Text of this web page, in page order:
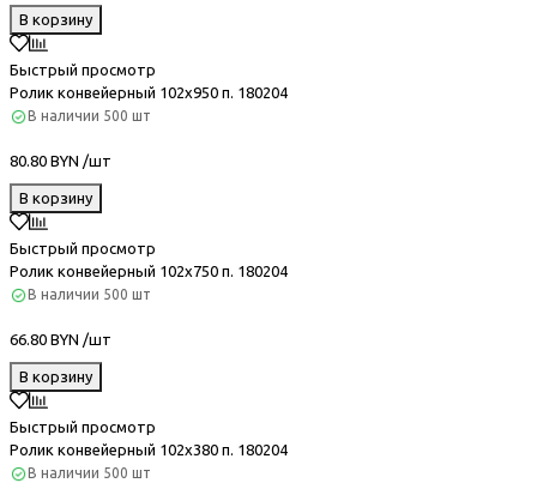
В корзину
Быстрый просмотр
Ролик конвейерный 102х950 п. 180204
В наличии 500 шт
80.80 BYN /шт
В корзину
Быстрый просмотр
Ролик конвейерный 102х750 п. 180204
В наличии 500 шт
66.80 BYN /шт
В корзину
Быстрый просмотр
Ролик конвейерный 102х380 п. 180204
В наличии 500 шт